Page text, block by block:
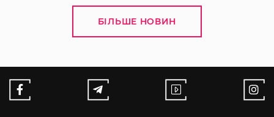
БІЛЬШЕ НОВИН